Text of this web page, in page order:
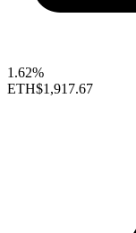
1.62%
ETH$1,917.67